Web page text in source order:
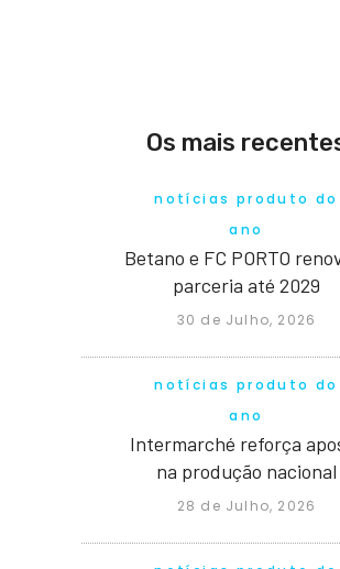
Os mais
notícias produto do
ano
Betano e FC PORTO
parceria até 2029
30 de Julho, 2026
notícias produto do
ano
Intermarché reforça
na produção nacional
28 de Julho, 2026